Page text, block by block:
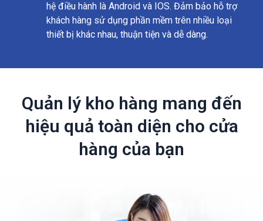
hệ điều hành là Android và IOS. Đảm bảo hỗ trợ
khách hàng sử dụng phần mềm trên nhiều loại
thiết bị khác nhau, thuận tiện và dễ dàng.
Quản lý kho hàng mang đến
hiệu quả toàn diện cho cửa
hàng của bạn